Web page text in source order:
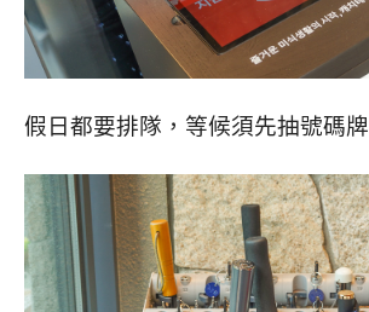
假日都要排隊，等候須先抽號碼牌